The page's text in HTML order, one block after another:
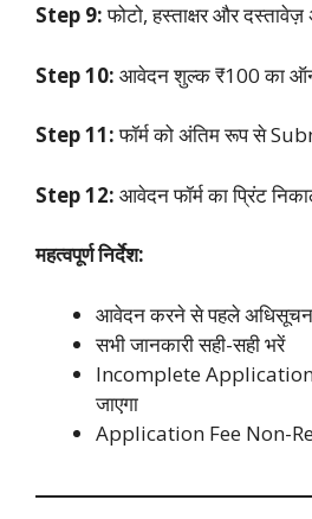
Step 9:फोटो, हस्ताक्षर और
Step 10: आवेदन शुल्क ₹100 का
Step 11:फॉर्म को अंतिम रूप से
Step 12: आवेदन फॉर्म का प्रिंट
महत्वपूर्ण निर्देश:
आवेदन करने से पहले
सभी जानकारी सही-सही भरें
Incomplete
जाएगा
Application Fee Non-